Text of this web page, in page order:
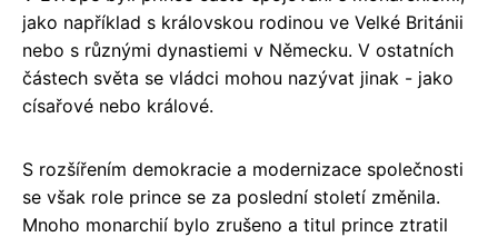
jako například s královskou rodinou ve Velké Británii
nebo s různými dynastiemi v Německu. V ostatních
částech světa se vládci mohou nazývat jinak - jako
císařové nebo králové.
S rozšířením demokracie a modernizace společnosti
se však role prince se za poslední století změnila.
Mnoho monarchií bylo zrušeno a titul prince ztratil